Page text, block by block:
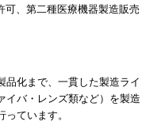
可、第⼆種医療機器製造販売
品化まで、⼀貫した製造ライ
イバ・レンズ類など）を製造
ています。